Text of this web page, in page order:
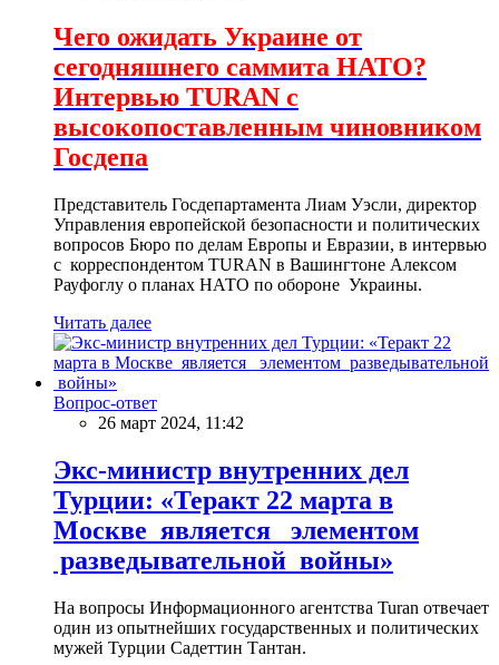
Чего ожидать Украине от
сегодняшнего саммита НАТО?
Интервью TURAN с
высокопоставленным чиновником
Госдепа
Представитель Госдепартамента Лиам Уэсли, директор
Управления европейской безопасности и политических
вопросов Бюро по делам Европы и Евразии, в интервью
с корреспондентом TURAN в Вашингтоне Алексом
Рауфоглу о планах НАТО по обороне Украины.
Читать далее
Вопрос-ответ
26 март 2024, 11:42
Экс-министр внутренних дел
Турции: «Теракт 22 марта в
Москве является элементом
разведывательной войны»
На вопросы Информационного агентства Turan отвечает
один из опытнейших государственных и политических
мужей Турции Садеттин Тантан.